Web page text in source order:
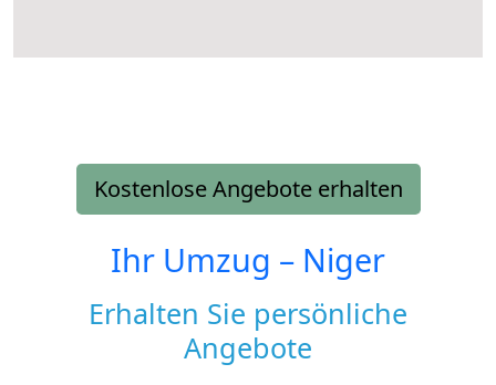
Kostenlose Angebote erhalten
Ihr Umzug – Niger
Erhalten Sie persönliche
Angebote